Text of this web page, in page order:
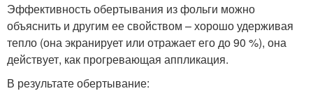
Эффективность обертывания из фольги можно
объяснить и другим ее свойством – хорошо удерживая
тепло (она экранирует или отражает его до 90 %), она
действует, как прогревающая аппликация.
В результате обертывание: